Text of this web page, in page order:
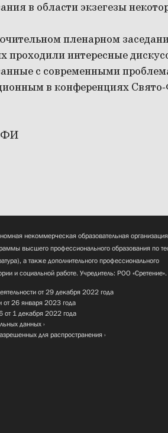
в области экзегезы
пленарном
проходили интересные
с современными
в конференциях
некоммерческая образовательная организация
высшего профессионального образования по
а также дополнительного профессионального
и социальной работе. Учредитель: РОО «Сретение».
от 29 декабря 2022 года
от 26 января 2023 года
от 1 декабря 2022 года
данных
для распространения